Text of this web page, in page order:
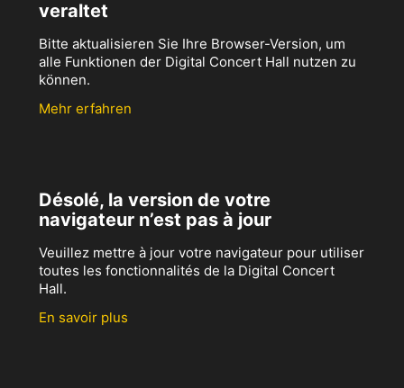
veraltet
Bitte aktualisieren Sie Ihre Browser-Version, um
alle Funktionen der Digital Concert Hall nutzen zu
können.
Mehr erfahren
Désolé, la version de votre
navigateur n’est pas à jour
Veuillez mettre à jour votre navigateur pour utiliser
toutes les fonctionnalités de la Digital Concert
Hall.
En savoir plus